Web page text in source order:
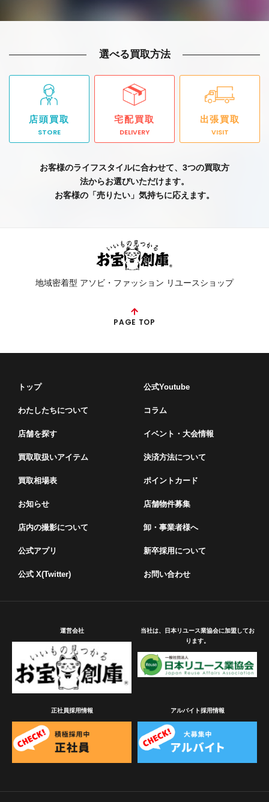
選べる買取方法
店頭買取
STORE
宅配買取
DELIVERY
出張買取
VISIT
お客様のライフスタイルに合わせて、3つの買取方
法からお選びいただけます。
お客様の「売りたい」気持ちに応えます。
地域密着型 アソビ・ファッション リユースショップ
PAGE TOP
トップ
わたしたちについて
店舗を探す
買取取扱いアイテム
買取相場表
お知らせ
店内の撮影について
公式アプリ
公式 X(Twitter)
公式Youtube
コラム
イベント・⼤会情報
決済方法について
ポイントカード
店舗物件募集
卸・事業者様へ
新卒採用について
お問い合わせ
運営会社
当社は、日本リユース業協会に加盟してお
ります。
正社員採用情報 アルバイト採用情報